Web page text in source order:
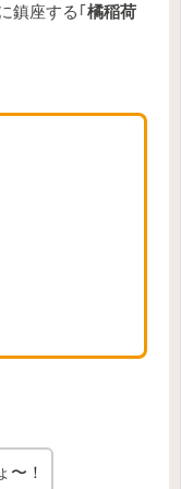
鎮座する｢橘稲荷
〜！